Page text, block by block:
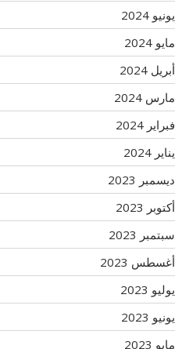
يونيو 2024
مايو 2024
أبريل 2024
مارس 2024
فبراير 2024
يناير 2024
ديسمبر 2023
أكتوبر 2023
سبتمبر 2023
أغسطس 2023
يوليو 2023
يونيو 2023
مايو 2023